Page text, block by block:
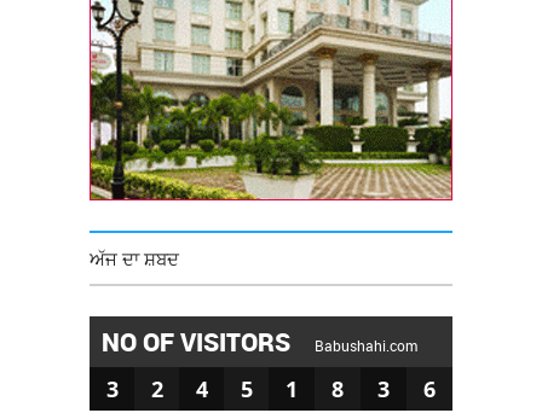
ਅੱਜ ਦਾ ਸ਼ਬਦ
NO OF VISITORS Babushahi.com
3 2 4 5 1 8 3 6